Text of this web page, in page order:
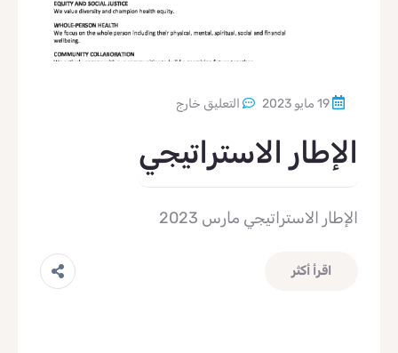
19 مايو 2023 التعليق خارج
الإطار الاستراتيجي
الإطار الاستراتيجي مارس 2023
اقرأ أكثر